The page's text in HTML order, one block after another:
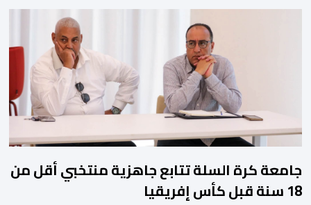
ولم تخل هذه الدورة من مؤشرات إيجابية على مستوى تنوعالمشاركة،
وتبرز هذه الأرقام الحجم الكبير الذي باتت تعرفه تظاهرةالتبوريدة
ومن المرتقب أن تعرف فعاليات الموسم إقبالا جماهيريا
واسعا،في ظل الشغف الكبير الذي يحظى به فن التبوريدة، باعتبارهأحد
جامعة كرة السلة تتابع جاهزية منتخبي أقل من
18 سنة قبل كأس إفريقيا